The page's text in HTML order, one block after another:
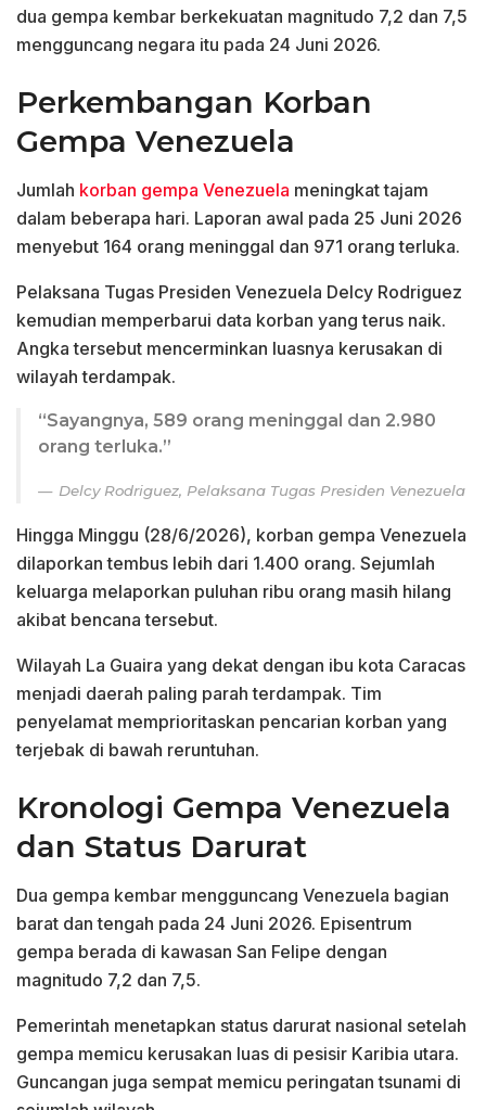
dua gempa kembar berkekuatan magnitudo 7,2 dan 7,5
mengguncang negara itu pada 24 Juni 2026.
Perkembangan Korban
Gempa Venezuela
Jumlah korban gempa Venezuela meningkat tajam
dalam beberapa hari. Laporan awal pada 25 Juni 2026
menyebut 164 orang meninggal dan 971 orang terluka.
Pelaksana Tugas Presiden Venezuela Delcy Rodriguez
kemudian memperbarui data korban yang terus naik.
Angka tersebut mencerminkan luasnya kerusakan di
wilayah terdampak.
“Sayangnya, 589 orang meninggal dan 2.980
orang terluka.”
Delcy Rodriguez, Pelaksana Tugas Presiden Venezuela
Hingga Minggu (28/6/2026), korban gempa Venezuela
dilaporkan tembus lebih dari 1.400 orang. Sejumlah
keluarga melaporkan puluhan ribu orang masih hilang
akibat bencana tersebut.
Wilayah La Guaira yang dekat dengan ibu kota Caracas
menjadi daerah paling parah terdampak. Tim
penyelamat memprioritaskan pencarian korban yang
terjebak di bawah reruntuhan.
Kronologi Gempa Venezuela
dan Status Darurat
Dua gempa kembar mengguncang Venezuela bagian
barat dan tengah pada 24 Juni 2026. Episentrum
gempa berada di kawasan San Felipe dengan
magnitudo 7,2 dan 7,5.
Pemerintah menetapkan status darurat nasional setelah
gempa memicu kerusakan luas di pesisir Karibia utara.
Guncangan juga sempat memicu peringatan tsunami di